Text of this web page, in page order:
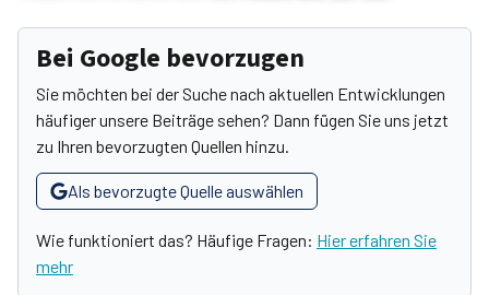
Bei Google bevorzugen
Sie möchten bei der Suche nach aktuellen Entwicklungen
häufiger unsere Beiträge sehen? Dann fügen Sie uns jetzt
zu Ihren bevorzugten Quellen hinzu.
Als bevorzugte Quelle auswählen
Wie funktioniert das? Häufige Fragen: Hier erfahren Sie
mehr